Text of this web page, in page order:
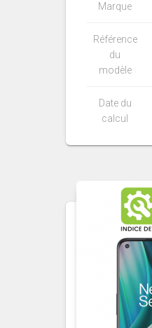
Marque
Référence
du
modèle
Date du
calcul